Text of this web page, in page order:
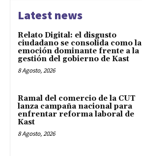
Latest news
Relato Digital: el disgusto
ciudadano se consolida como la
emoción dominante frente a la
gestión del gobierno de Kast
8 Agosto, 2026
Ramal del comercio de la CUT
lanza campaña nacional para
enfrentar reforma laboral de
Kast
8 Agosto, 2026